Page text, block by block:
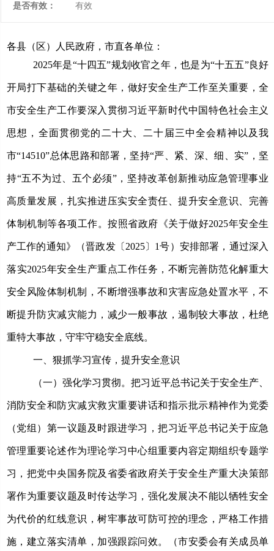
是否有效：
有效
各县 （ 区） 人民政府 ，市直各单位 ：
2025年是“十四五”规划收官之年，也是为“十五五”良好
开局打下基础的关键之年，做好安全生产工作至关重要，全
市安全生产工作要深入贯彻习近平新时代中国特色社会主义
思想， 全面贯彻党的二十大 、二十届三中全会精神以及我
市“14510”总体思路和部署， 坚持“严、紧、深、细、实”，坚
持“五不为过、五个必须”，坚持改革创新推动应急管理事业
高质量发展， 扎实推进压实安全责任、提升安全意识、完善
体制机制等各项工作。按照省政府《关于做好2025年安全生
产工作的通知》（晋政发〔2025〕1号）安排部署，通过深入
落实2025年安全生产重点工作任务，不断完善防范化解重大
安全风险体制机制，不断增强事故和灾害应急处置水平，不
断提升防灾减灾能力，减少一般事故，遏制较大事故，杜绝
重特大事故，守牢守稳安全底线。
一、狠抓学习宣传，提升安全意识
（一）强化学习贯彻。把习近平总书记关于安全生产、
消防安全和防灾减灾救灾重要讲话和指示批示精神作为党委
（党组）第一议题及时跟进学习，把习近平总书记关于应急
管理重要论述作为理论学习中心组重要内容定期组织专题学
习，把党中央国务院及省委省政府关于安全生产重大决策部
署作为重要议题及时传达学习，强化发展决不能以牺牲安全
为代价的红线意识，树牢事故可防可控的理念，严格工作措
施，建立落实清单，加强跟踪问效。 （市安委会有关成员单